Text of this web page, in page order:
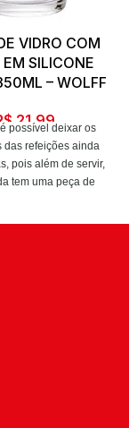
VIDRO COM
SILICONE
– WOLFF
21,99
possível deixar os
das refeições ainda
pois além de servir,
tem uma peça de
da tarde ou jantar.
conta com um